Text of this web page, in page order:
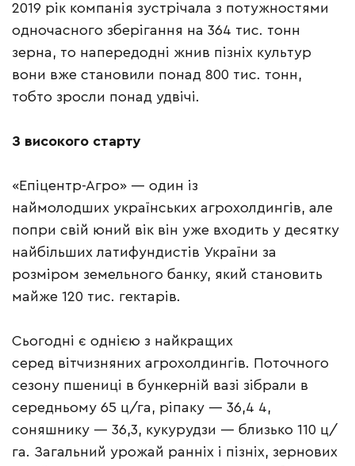
2019 рік компанія зустрічала з потужностями
одночасного зберігання на 364 тис. тонн
зерна, то напередодні жнив пізніх культур
вони вже становили понад 800 тис. тонн,
тобто зросли понад удвічі.
З високого старту
«Епіцентр-Агро» — один із
наймолодших українських агрохолдингів, але
попри свій юний вік він уже входить у десятку
найбільших латифундистів України за
розміром земельного банку, який становить
майже 120 тис. гектарів.
Cьогодні є однією з найкращих
серед вітчизняних агрохолдингів. Поточного
сезону пшениці в бункерній вазі зібрали в
середньому 65 ц/га, ріпаку — 36,4 4,
соняшнику — 36,3, кукурудзи — близько 110 ц/
га. Загальний урожай ранніх і пізніх, зернових